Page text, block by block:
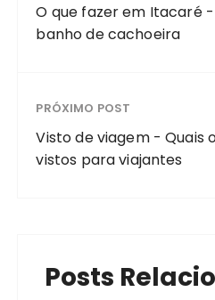
O que fazer em Itacaré
banho de cachoeira
PRÓXIMO POST
Visto de viagem - Quais
vistos para viajantes
Posts